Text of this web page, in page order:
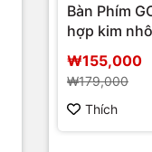
Bàn Phím
hợp kim
₩155,000
₩179,000
Thích